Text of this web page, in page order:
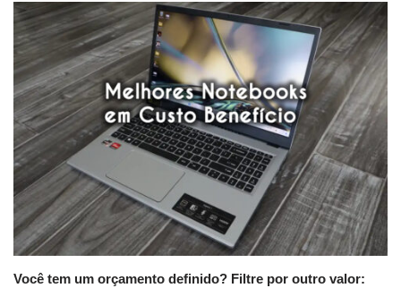
Você tem um orçamento definido? Filtre por outro valor: